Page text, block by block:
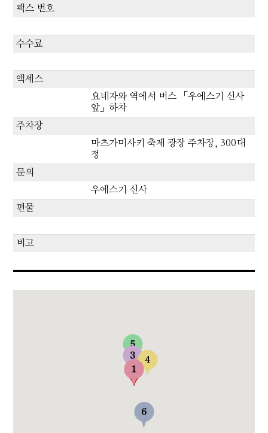
팩스 번호
수수료
액세스
요네자와 역에서 버스 「우에스기 신사
앞」하차
주차장
마츠가미사키 축제 광장 주차장, 300대
정
문의
우에스기 신사
편물
비고